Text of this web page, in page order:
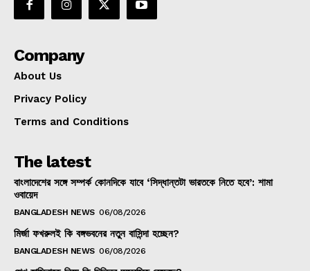
Company
About Us
Privacy Policy
Terms and Conditions
The latest
বাংলাদেশের সঙ্গে সম্পর্ক কোনদিকে যাবে ‘সিদ্ধান্তটা ভারতকে নিতে হবে’: শামা
ওবায়েদ
BANGLADESH NEWS 06/08/2026
মির্জা ফখরুলই কি বঙ্গভবনের নতুন বাসিন্দা হচ্ছেন?
BANGLADESH NEWS 06/08/2026